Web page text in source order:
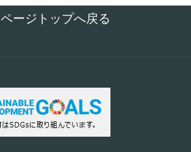
ページトップへ戻る